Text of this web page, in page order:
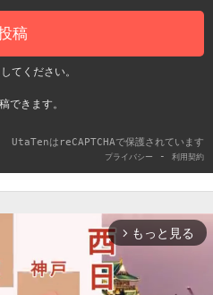
稿
てください。
できます。
UtaTenはreCAPTCHAで保護されています
プライバシー - 利用契約
arrow_forward_ios もっと見る